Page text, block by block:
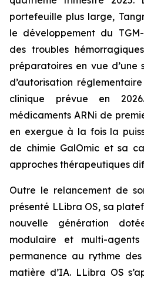
portefeuille plus large,
le développement du
des troubles
préparatoires en vue d’une
d’autorisation
clinique prévue en
médicaments ARNi de
en exergue à la fois la
de chimie GalOmic et sa
approches thérapeutiques
Outre le relancement de
présenté LLibra OS, sa
nouvelle génération
modulaire et multi-
permanence au rythme
matière d’IA. LLibra OS